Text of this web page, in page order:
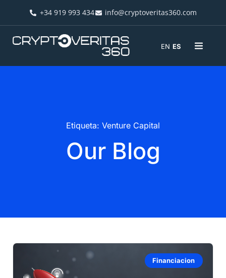
+34 919 993 434 info@cryptoveritas360.com
EN ES
Etiqueta: Venture Capital
Our Blog
Financiacion